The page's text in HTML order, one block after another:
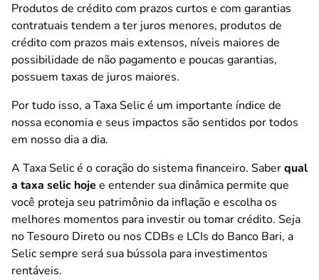
Produtos de crédito com prazos curtos e com garantias
contratuais tendem a ter juros menores, produtos de
crédito com prazos mais extensos, níveis maiores de
possibilidade de não pagamento e poucas garantias,
possuem taxas de juros maiores.
Por tudo isso, a Taxa Selic é um importante índice de
nossa economia e seus impactos são sentidos por todos
em nosso dia a dia.
A Taxa Selic é o coração do sistema financeiro. Saberqual
a taxa selic hoje e entender sua dinâmica permite que
você proteja seu patrimônio da inflação e escolha os
melhores momentos para investir ou tomar crédito. Seja
no Tesouro Direto ou nos CDBs e LCIs do Banco Bari, a
Selic sempre será sua bússola para investimentos
rentáveis.